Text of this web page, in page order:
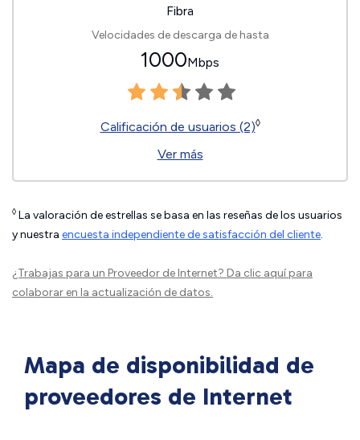
Fibra
Velocidades de descarga de hasta
1000Mbps
Calificación de usuarios (2)◊
Ver más
◊ La valoración de estrellas se basa en las reseñas de los usuarios
y nuestra encuesta independiente de satisfacción del cliente.
¿Trabajas para un Proveedor de Internet? Da clic aquípara
colaborar en la actualización de datos.
Mapa de disponibilidad de
proveedores de Internet